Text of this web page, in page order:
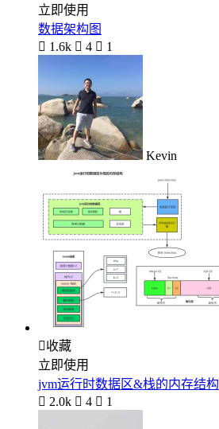
立即使用
数据架构图
 1.6k  4  1
Kevin
收藏
立即使用
jvm运行时数据区&栈的内存结构
 2.0k  4  1